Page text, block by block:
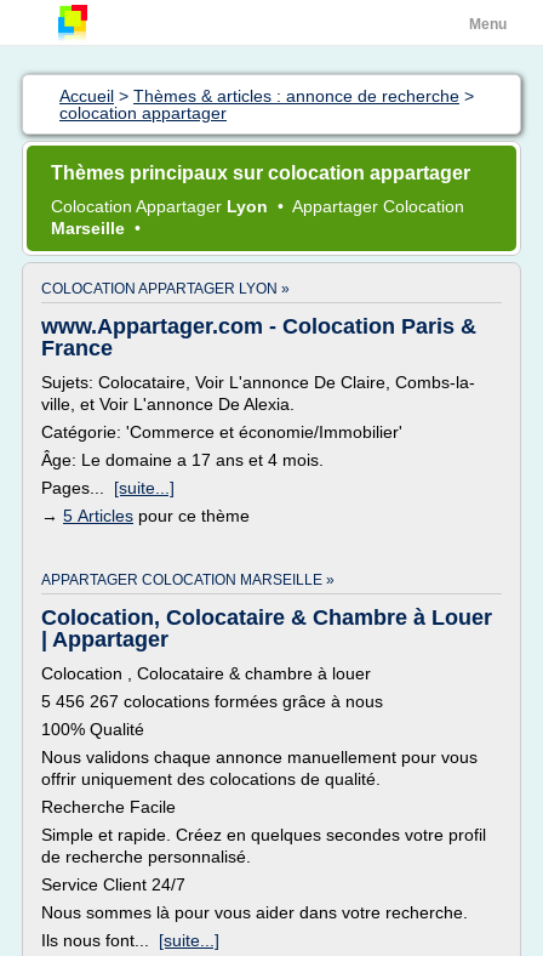
Menu
Accueil > Thèmes & articles : annonce de recherche >
colocation appartager
Thèmes principaux sur colocation appartager
Colocation Appartager Lyon • Appartager Colocation
Marseille •
COLOCATION APPARTAGER LYON »
www.Appartager.com - Colocation Paris &
France
Sujets: Colocataire, Voir L'annonce De Claire, Combs-la-
ville, et Voir L'annonce De Alexia.
Catégorie: 'Commerce et économie/Immobilier'
Âge: Le domaine a 17 ans et 4 mois.
Pages... [suite...]
→ 5 Articles pour ce thème
APPARTAGER COLOCATION MARSEILLE »
Colocation, Colocataire & Chambre à Louer
| Appartager
Colocation , Colocataire & chambre à louer
5 456 267 colocations formées grâce à nous
100% Qualité
Nous validons chaque annonce manuellement pour vous
offrir uniquement des colocations de qualité.
Recherche Facile
Simple et rapide. Créez en quelques secondes votre profil
de recherche personnalisé.
Service Client 24/7
Nous sommes là pour vous aider dans votre recherche.
Ils nous font... [suite...]